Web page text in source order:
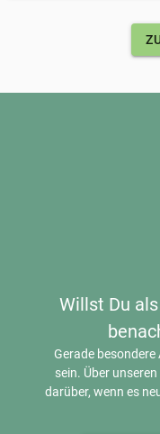
Willst Du
Gerade
sein. Über
darüber, wenn es